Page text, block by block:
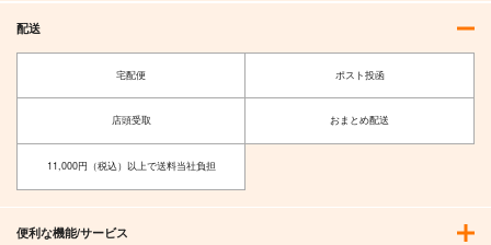
配送
宅配便 ポスト投函
店頭受取 おまとめ配送
11,000円（税込）以上で送料当社負担
便利な機能/サービス